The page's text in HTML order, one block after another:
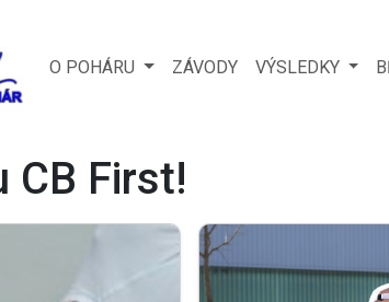
O POHÁRU ZÁVODY VÝSLEDKY
CB First!